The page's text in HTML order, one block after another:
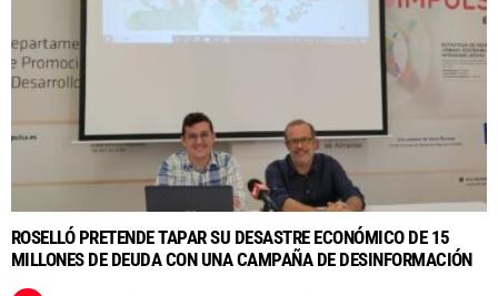
ROSELLÓ PRETENDE TAPAR SU DESASTRE ECONÓMICO DE 15
MILLONES DE DEUDA CON UNA CAMPAÑA DE DESINFORMACIÓN